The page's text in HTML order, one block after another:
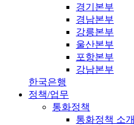
경기본부
경남본부
강릉본부
울산본부
포항본부
강남본부
한국은행
정책/업무
통화정책
통화정책 소개